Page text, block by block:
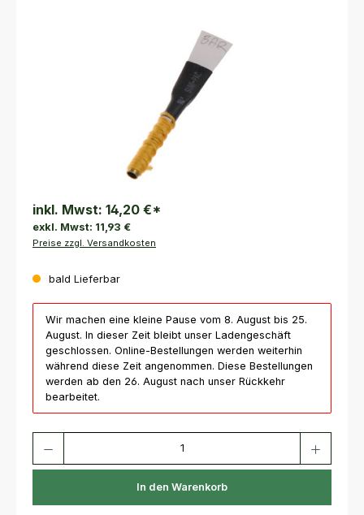
inkl. Mwst: 14,20 €*
exkl. Mwst: 11,93 €
Preise zzgl. Versandkosten
bald Lieferbar
Wir machen eine kleine Pause vom 8. August bis 25.
August. In dieser Zeit bleibt unser Ladengeschäft
geschlossen. Online-Bestellungen werden weiterhin
während diese Zeit angenommen. Diese Bestellungen
werden ab den 26. August nach unser Rückkehr
bearbeitet.
In den Warenkorb